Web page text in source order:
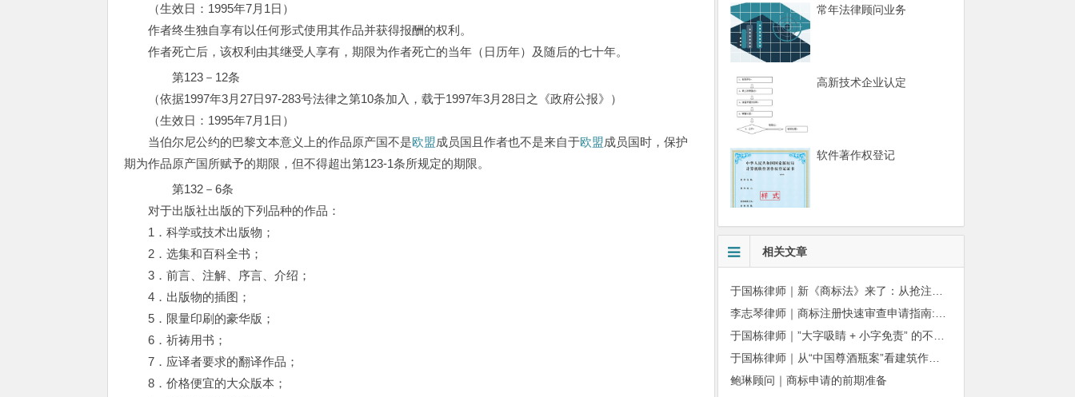
（生效日：1995年7月1日）
作者终生独自享有以任何形式使用其作品并获得报酬的权利。
作者死亡后，该权利由其继受人享有，期限为作者死亡的当年（日历年）及随后的七十年。
第123－12条
（依据1997年3月27日97-283号法律之第10条加入，载于1997年3月28日之《政府公报》）
（生效日：1995年7月1日）
当伯尔尼公约的巴黎文本意义上的作品原产国不是欧盟成员国且作者也不是来自于欧盟成员国时，保护
期为作品原产国所赋予的期限，但不得超出第123-1条所规定的期限。
第132－6条
对于出版社出版的下列品种的作品：
1．科学或技术出版物；
2．选集和百科全书；
3．前言、注解、序言、介绍；
4．出版物的插图；
5．限量印刷的豪华版；
6．祈祷用书；
7．应译者要求的翻译作品；
8．价格便宜的大众版本；
常年法律顾问业务
高新技术企业认定
软件著作权登记
相关文章
于国栋律师｜从“中国尊酒瓶案”看建筑作品著作权保护的司法边界与商用合规
鲍琳顾问｜商标申请的前期准备